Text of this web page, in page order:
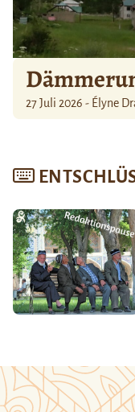
27 Juli 2026 - Élyne